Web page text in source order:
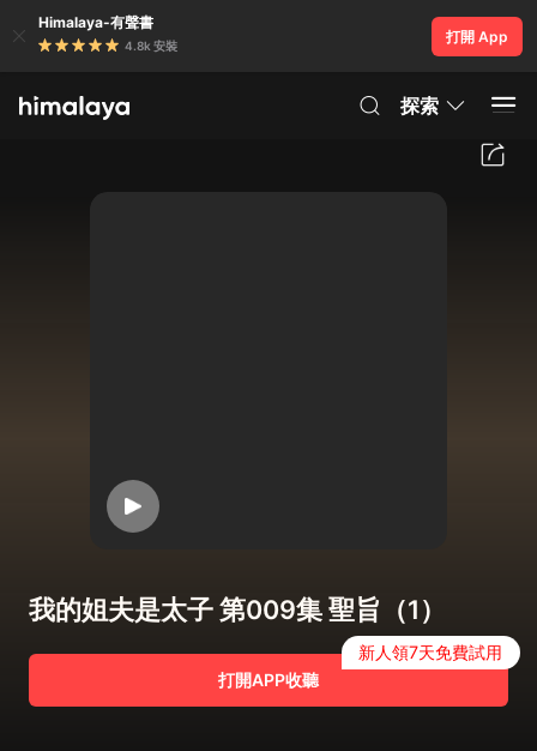
Himalaya-有聲書
4.8k 安裝
打開 App
探索
我的姐夫是太子 第009集 聖旨（1）
打開APP收聽
新人領7天免費試用